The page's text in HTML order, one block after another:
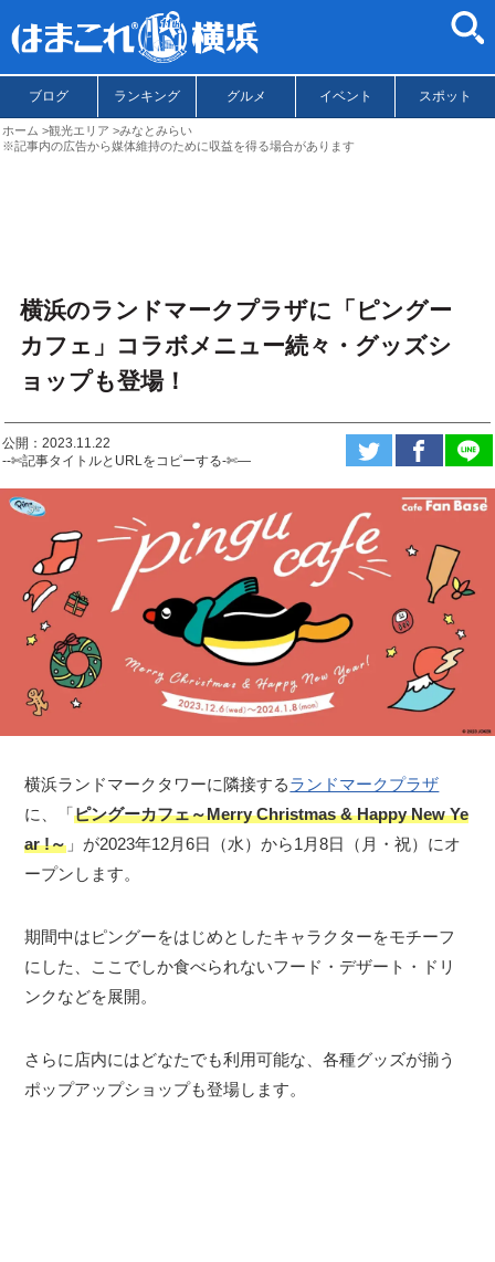
ブログ ランキング グルメ イベント スポット
ホーム 観光エリア
みなとみらい
※記事内の広告から媒体維持のために収益を得る場合があります
横浜のランドマークプラザに「ピングー
カフェ」コラボメニュー続々・グッズシ
ョップも登場！
公開：2023.11.22
--✄記事タイトルとURLをコピーする-✄—
横浜ランドマークタワーに隣接するランドマークプラザ
に、「ピングーカフェ～Merry Christmas & Happy New Ye
ar !～ 」が2023年12月6日（水）から1月8日（月・祝）にオ
ープンします。
期間中はピングーをはじめとしたキャラクターをモチーフ
にした、ここでしか食べられないフード・デザート・ドリ
ンクなどを展開。
さらに店内にはどなたでも利用可能な、各種グッズが揃う
ポップアップショップも登場します。